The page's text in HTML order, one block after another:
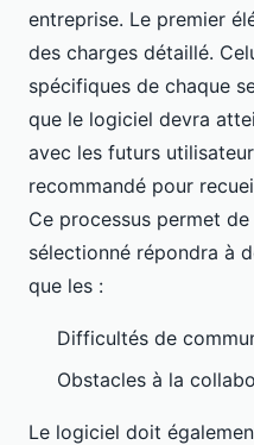
entreprise. Le premier
des charges détaillé.
spécifiques de chaque
que le logiciel devra
avec les futurs
recommandé pour
Ce processus permet
sélectionné répondra à
que les :
Difficultés de
Obstacles à la
Le logiciel doit